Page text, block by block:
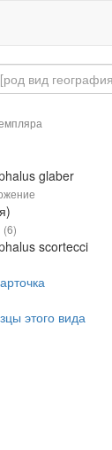
glaber
scortecci
этого вида